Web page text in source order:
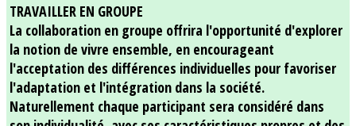
TRAVAILLER EN GROUPE
La collaboration en groupe offrira l'opportunité d'explorer
la notion de vivre ensemble, en encourageant
l'acceptation des différences individuelles pour favoriser
l'adaptation et l'intégration dans la société.
Naturellement chaque participant sera considéré dans